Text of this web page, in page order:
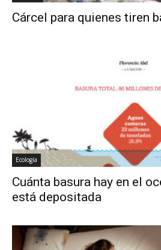
Cárcel para quienes tiren
Ecología
Cuánta basura hay en el
está depositada